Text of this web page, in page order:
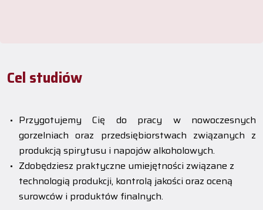
Cel studiów
Przygotujemy Cię do pracy w nowoczesnych
gorzelniach oraz przedsiębiorstwach związanych z
produkcją spirytusu i napojów alkoholowych.
Zdobędziesz praktyczne umiejętności związane z
technologią produkcji, kontrolą jakości oraz oceną
surowców i produktów finalnych.